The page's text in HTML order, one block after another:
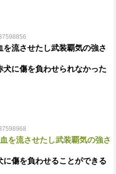
流させたし武装覇気の強さ
に傷を負わせられなかった
を流させたし武装覇気の強さ
傷を負わせることができる